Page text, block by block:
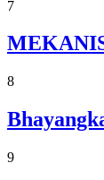
7
8
9